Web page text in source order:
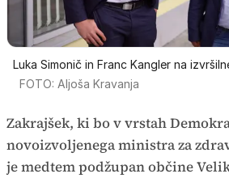
Luka Simonič in Franc Kangler na
FOTO: Aljoša Kravanja
Zakrajšek, ki bo v vrstah
novoizvoljenega ministra za
je medtem podžupan občine